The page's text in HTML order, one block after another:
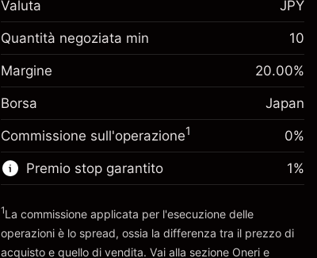
Adeguamento
finanziamento overnight
Oneri per l'intero valore della
posizione
-0.013752
(-¥1)
Dimensione dell'operazione a leva ~
¥5,000
Denaro da leva ~¥4,000
Vai alla piattaforma
investimento
¥1,000
finanziamento overnight
Oneri per l'intero valore della
-0.00847
(-¥0)
Dimensione dell'operazione a leva ~¥5,000
Vai alla piattaforma
Valuta JPY
Quantità negoziata min 10
Margine 20.00%
Borsa Japan
Commissione sull'operazione1 0%
Premio stop garantito 1%
1La commissione applicata per l'esecuzione delle
operazioni è lo spread, ossia la differenza tra il prezzo di
acquisto e quello di vendita. Vai alla sezione Oneri e